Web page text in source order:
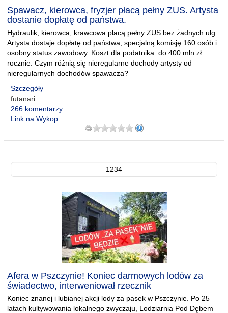
Spawacz, kierowca, fryzjer płacą pełny ZUS. Artysta
dostanie dopłatę od państwa.
Hydraulik, kierowca, krawcowa płacą pełny ZUS bez żadnych ulg.
Artysta dostaje dopłatę od państwa, specjalną komisję 160 osób i
osobny status zawodowy. Koszt dla podatnika: do 400 mln zł
rocznie. Czym różnią się nieregularne dochody artysty od
nieregularnych dochodów spawacza?
Szczegóły
futanari
266 komentarzy
Link na Wykop
1234
Afera w Pszczynie! Koniec darmowych lodów za
świadectwo, interweniował rzecznik
Koniec znanej i lubianej akcji lody za pasek w Pszczynie. Po 25
latach kultywowania lokalnego zwyczaju, Lodziarnia Pod Dębem